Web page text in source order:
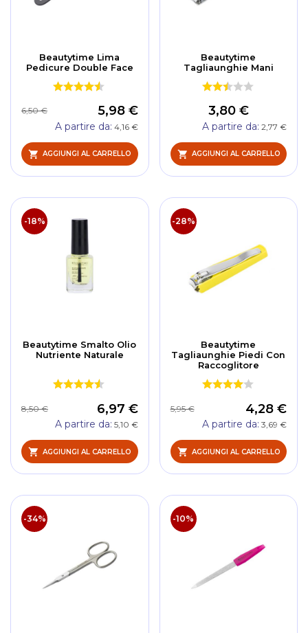
Beautytime Lima
Pedicure Double Face
5,98 €
6,50 €
A partire da 4,16 €
AGGIUNGI AL CARRELLO
Beautytime
Tagliaunghie Mani
3,80 €
A partire da 2,77 €
AGGIUNGI AL CARRELLO
-18%
Beautytime Smalto Olio
Nutriente Naturale
6,97 €
8,50 €
A partire da 5,10 €
AGGIUNGI AL CARRELLO
-28%
Beautytime
Tagliaunghie Piedi Con
Raccoglitore
4,28 €
5,95 €
A partire da 3,69 €
AGGIUNGI AL CARRELLO
-34% -10%